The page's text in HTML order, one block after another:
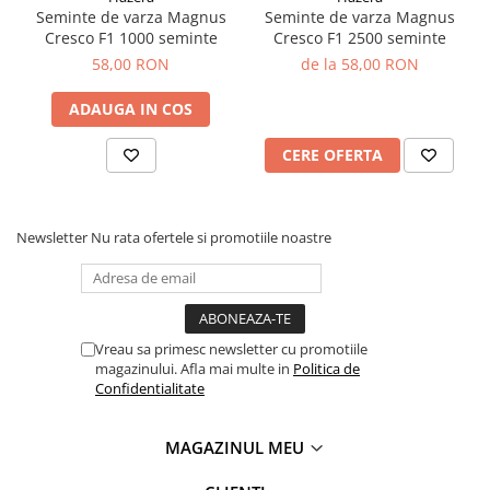
Roabe
Unelte de mana pentru gradina
Hrana pentru animale
Antiparazitare
Hrana pentru caini
Hrana pentru iepuri
Hrana pentru pisici
Hrana pentru porci
Hrana pt gaini si pui
Sobe si seminee
Seminte de varza Magnus
Cresco F1 1000 seminte
58,00 RON
ADAUGA IN COS
Seminte de varza Magnus
Cresco F1 2500 seminte
de la 58,00 RON
CERE OFERTA
Newsletter Nu rata ofertele si promotiile noastre
Vreau sa primesc newsletter cu promotiile
magazinului. Afla mai multe in Politica de
Confidentialitate
MAGAZINUL MEU